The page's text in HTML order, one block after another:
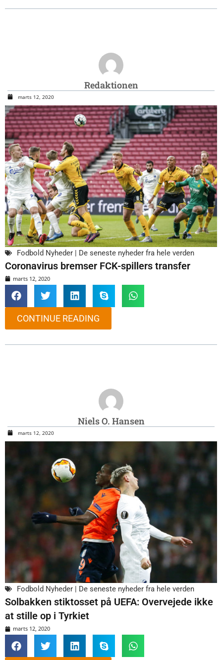
Redaktionen
marts 12, 2020
Fodbold Nyheder | De seneste nyheder fra hele verden
Coronavirus bremser FCK-spillers transfer
marts 12, 2020
CONTINUE READING
Niels O. Hansen
marts 12, 2020
Fodbold Nyheder | De seneste nyheder fra hele verden
Solbakken stiktosset på UEFA: Overvejede ikke
at stille op i Tyrkiet
marts 12, 2020